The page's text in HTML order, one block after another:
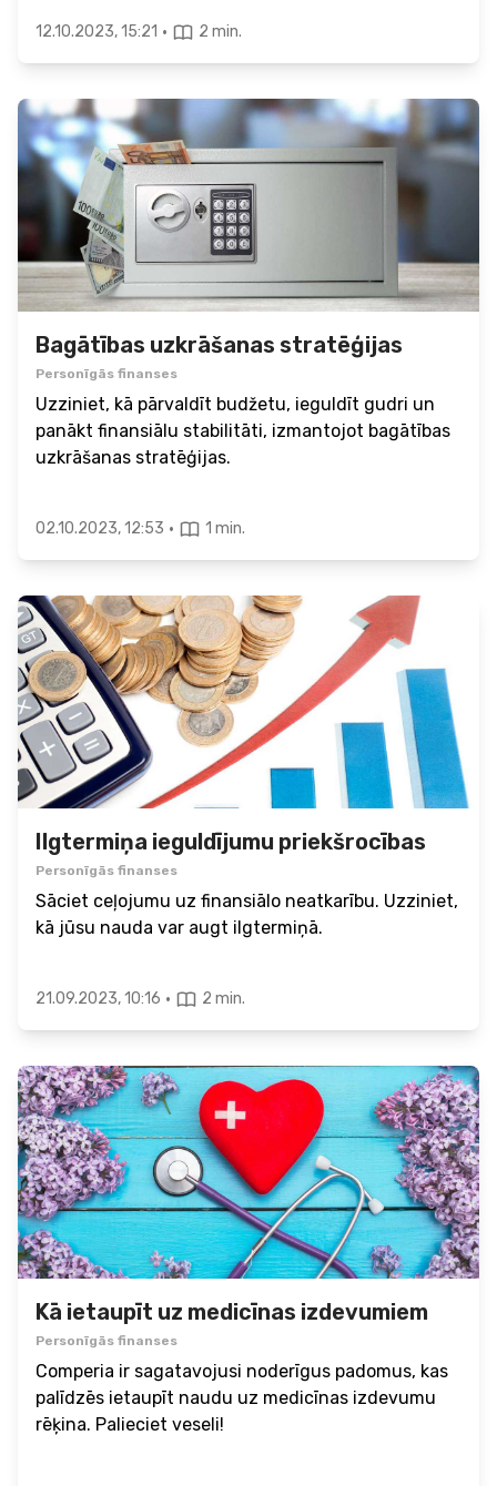
12.10.2023, 15:21 · 2 min.
Bagātības uzkrāšanas stratēģijas
Personīgās finanses
Uzziniet, kā pārvaldīt budžetu, ieguldīt gudri un
panākt finansiālu stabilitāti, izmantojot bagātības
uzkrāšanas stratēģijas.
02.10.2023, 12:53 · 1 min.
Ilgtermiņa ieguldījumu priekšrocības
Personīgās finanses
Sāciet ceļojumu uz finansiālo neatkarību. Uzziniet,
kā jūsu nauda var augt ilgtermiņā.
21.09.2023, 10:16 · 2 min.
Kā ietaupīt uz medicīnas izdevumiem
Personīgās finanses
Comperia ir sagatavojusi noderīgus padomus, kas
palīdzēs ietaupīt naudu uz medicīnas izdevumu
rēķina. Palieciet veseli!